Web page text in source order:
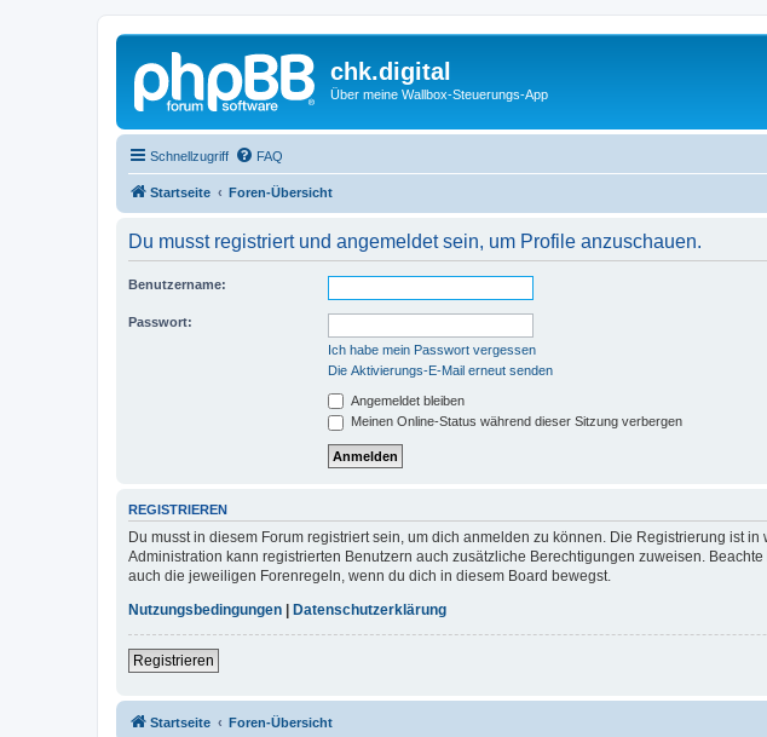
chk.digital
Über meine Wallbox-Steuerungs-App
Schnellzugriff FAQ
Startseite Foren-Übersicht
Du musst registriert und angemeldet sein, um Profile anzuschauen.
Benutzername:
Passwort:
Ich habe mein Passwort vergessen
Die Aktivierungs-E-Mail erneut senden
Angemeldet bleiben
Meinen Online-Status während dieser Sitzung verbergen
REGISTRIEREN
Du musst in diesem Forum registriert sein, um dich anmelden zu können. Die Registrierung ist
Administration kann registrierten Benutzern auch zusätzliche Berechtigungen zuweisen.
auch die jeweiligen Forenregeln, wenn du dich in diesem Board bewegst.
Nutzungsbedingungen
Datenschutzerklärung
Registrieren
Startseite Foren-Übersicht